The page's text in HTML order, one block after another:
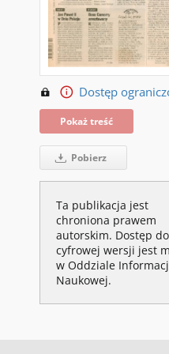
Dostęp
Pokaż treść
Pobierz
Ta publikacja jest
chroniona prawem
autorskim. Dostęp
cyfrowej wersji jest
w Oddziale
Naukowej.